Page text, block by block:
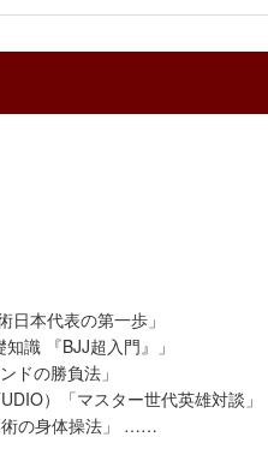
本代表の第一歩」
識 『BJJ超入門』」
ドの勝負法」
）「マスター世代英雄対談」
術の身体操法」 ……